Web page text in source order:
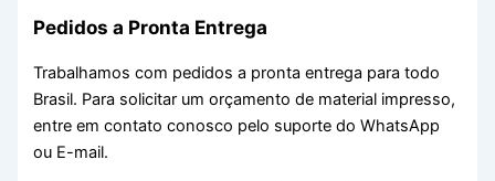
Pedidos a Pronta Entrega
Trabalhamos com pedidos a pronta entrega para todo
Brasil. Para solicitar um orçamento de material impresso,
entre em contato conosco pelo suporte do WhatsApp
ou E-mail.